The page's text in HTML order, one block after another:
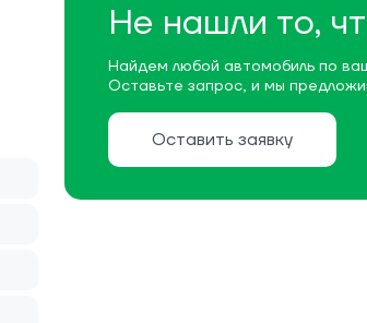
Не нашли то,
Найдем любой автомобиль по
Оставьте запрос, и мы
Оставить заявку